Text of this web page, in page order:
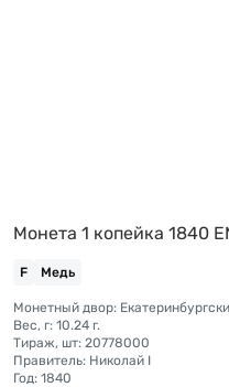
Монета 1 копейка 1840
F Медь
Вес, г: 10.24 г.
Тираж, шт: 20778000
Правитель: Николай I
Год: 1840